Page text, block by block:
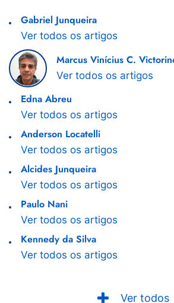
Gabriel Junqueira
Ver todos os artigos
Marcus Vinícius C.
Ver todos os artigos
Edna Abreu
Ver todos os artigos
Anderson Locatelli
Ver todos os artigos
Alcides Junqueira
Ver todos os artigos
Paulo Nani
Ver todos os artigos
Kennedy da Silva
Ver todos os artigos
Ver todos